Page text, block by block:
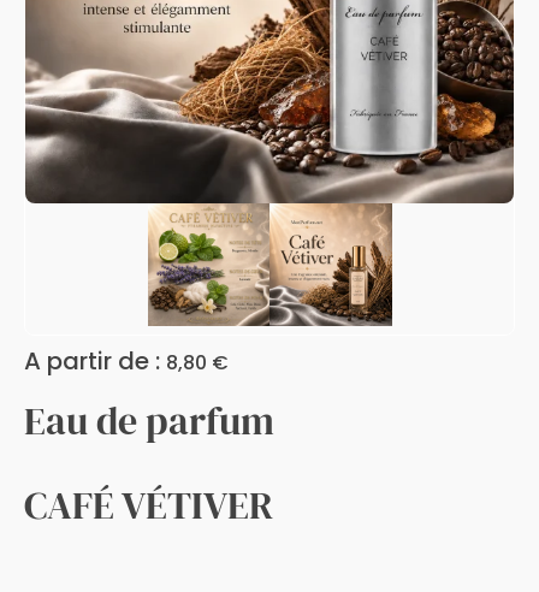
A partir de : 8,80 €
Eau de parfum
CAFÉ VÉTIVER